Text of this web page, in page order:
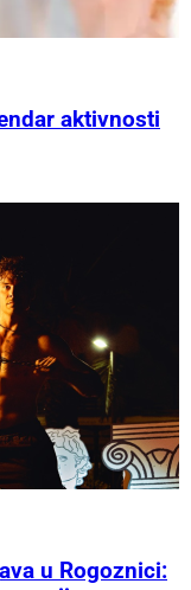
aktivnosti
u Rogoznici: